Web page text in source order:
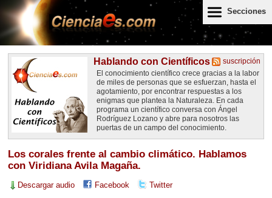
Secciones
suscripción
Hablando con Científicos
El conocimiento científico crece gracias a la labor
de miles de personas que se esfuerzan, hasta el
agotamiento, por encontrar respuestas a los
enigmas que plantea la Naturaleza. En cada
programa un científico conversa con Ángel
Rodríguez Lozano y abre para nosotros las
puertas de un campo del conocimiento.
Los corales frente al cambio climático. Hablamos
con Viridiana Avila Magaña.
Descargar audio Facebook Twitter